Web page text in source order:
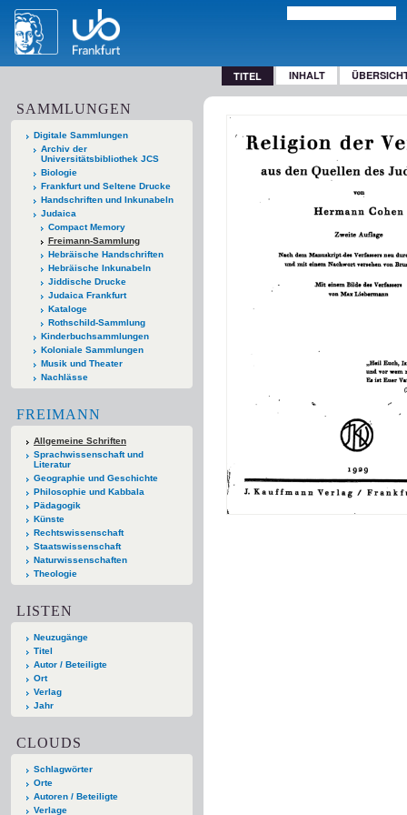
TITEL INHALT
SAMMLUNGEN
Digitale Sammlungen
Archiv der
Universitätsbibliothek JCS
Biologie
Frankfurt und Seltene Drucke
Handschriften und Inkunabeln
Judaica
Compact Memory
Freimann-Sammlung
Hebräische Handschriften
Hebräische Inkunabeln
Jiddische Drucke
Judaica Frankfurt
Kataloge
Rothschild-Sammlung
Kinderbuchsammlungen
Koloniale Sammlungen
Musik und Theater
Nachlässe
FREIMANN
Allgemeine Schriften
Sprachwissenschaft und
Literatur
Geographie und Geschichte
Philosophie und Kabbala
Pädagogik
Künste
Rechtswissenschaft
Staatswissenschaft
Naturwissenschaften
Theologie
LISTEN
Neuzugänge
Titel
Autor / Beteiligte
Ort
Verlag
Jahr
CLOUDS
Schlagwörter
Orte
Autoren / Beteiligte
Verlage